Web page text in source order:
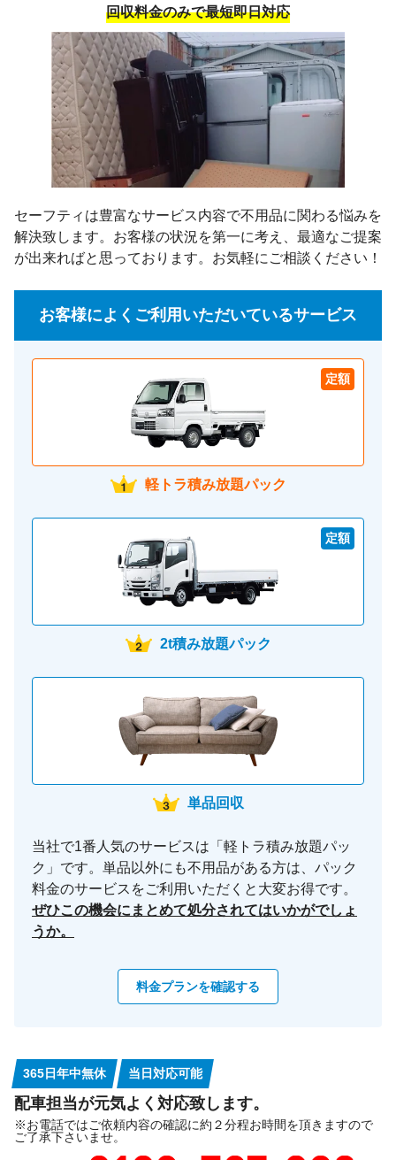
回収料金のみで最短即日対応
セーフティは豊富なサービス内容で不用品に関わる悩みを
解決致します。お客様の状況を第一に考え、最適なご提案
が出来ればと思っております。お気軽にご相談ください！
お客様によくご利用いただいているサービス
定額
軽トラ積み放題パック
定額
2t積み放題パック
単品回収
当社で1番人気のサービスは「軽トラ積み放題パッ
ク」です。単品以外にも不用品がある方は、パック
料金のサービスをご利用いただくと大変お得です。
ぜひこの機会にまとめて処分されてはいかがでしょ
うか。
料金プランを確認する
365日年中無休 当日対応可能
配車担当が元気よく対応致します。
※お電話ではご依頼内容の確認に約２分程お時間を頂きますので
ご了承下さいませ。